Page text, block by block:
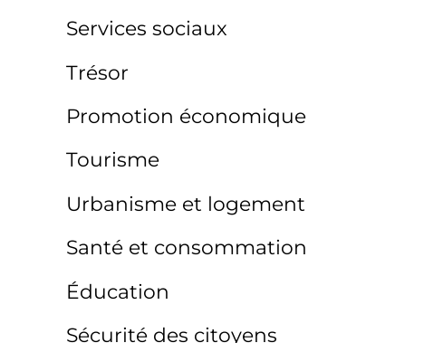
Services sociaux
Trésor
Promotion économique
Tourisme
Urbanisme et logement
Santé et consommation
Éducation
Sécurité des citoyens